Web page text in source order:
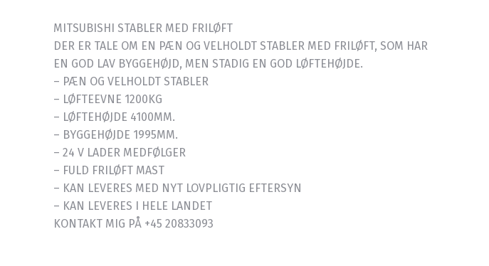
MITSUBISHI STABLER MED FRILØFT
DER ER TALE OM EN PÆN OG VELHOLDT STABLER MED FRILØFT, SOM HAR
EN GOD LAV BYGGEHØJD, MEN STADIG EN GOD LØFTEHØJDE.
– PÆN OG VELHOLDT STABLER
– LØFTEEVNE 1200KG
– LØFTEHØJDE 4100MM.
– BYGGEHØJDE 1995MM.
– 24 V LADER MEDFØLGER
– FULD FRILØFT MAST
– KAN LEVERES MED NYT LOVPLIGTIG EFTERSYN
– KAN LEVERES I HELE LANDET
KONTAKT MIG PÅ +45 20833093